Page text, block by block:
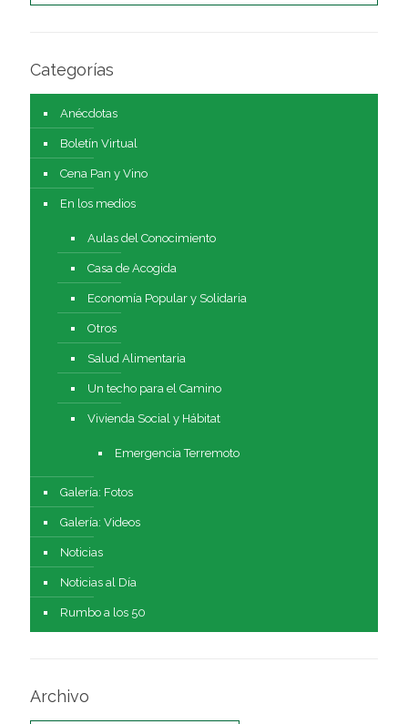
Categorías
Anécdotas
Boletín Virtual
Cena Pan y Vino
En los medios
Aulas del Conocimiento
Casa de Acogida
Economía Popular y Solidaria
Otros
Salud Alimentaria
Un techo para el Camino
Vivienda Social y Hábitat
Emergencia Terremoto
Galería: Fotos
Galería: Videos
Noticias
Noticias al Día
Rumbo a los 50
Archivo